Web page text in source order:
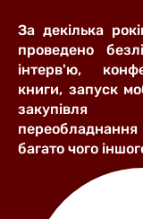
За декілька
проведено
інтерв'ю,
книги, запуск
багато чого